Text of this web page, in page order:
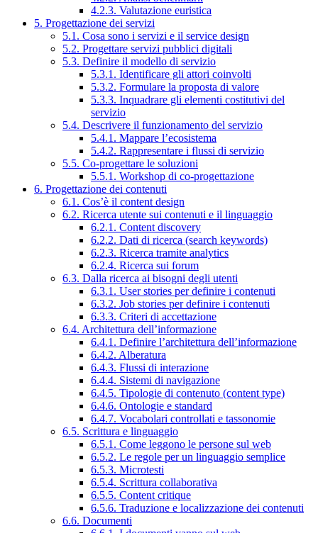
4.2.3. Valutazione euristica
5. Progettazione dei servizi
5.1. Cosa sono i servizi e il service design
5.2. Progettare servizi pubblici digitali
5.3. Definire il modello di servizio
5.3.1. Identificare gli attori coinvolti
5.3.2. Formulare la proposta di valore
5.3.3. Inquadrare gli elementi costitutivi del
servizio
5.4. Descrivere il funzionamento del servizio
5.4.1. Mappare l’ecosistema
5.4.2. Rappresentare i flussi di servizio
5.5. Co-progettare le soluzioni
5.5.1. Workshop di co-progettazione
6. Progettazione dei contenuti
6.1. Cos’è il content design
6.2. Ricerca utente sui contenuti e il linguaggio
6.2.1. Content discovery
6.2.2. Dati di ricerca (search keywords)
6.2.3. Ricerca tramite analytics
6.2.4. Ricerca sui forum
6.3. Dalla ricerca ai bisogni degli utenti
6.3.1. User stories per definire i contenuti
6.3.2. Job stories per definire i contenuti
6.3.3. Criteri di accettazione
6.4. Architettura dell’informazione
6.4.1. Definire l’architettura dell’informazione
6.4.2. Alberatura
6.4.3. Flussi di interazione
6.4.4. Sistemi di navigazione
6.4.5. Tipologie di contenuto (content type)
6.4.6. Ontologie e standard
6.4.7. Vocabolari controllati e tassonomie
6.5. Scrittura e linguaggio
6.5.1. Come leggono le persone sul web
6.5.2. Le regole per un linguaggio semplice
6.5.3. Microtesti
6.5.4. Scrittura collaborativa
6.5.5. Content critique
6.5.6. Traduzione e localizzazione dei contenuti
6.6. Documenti